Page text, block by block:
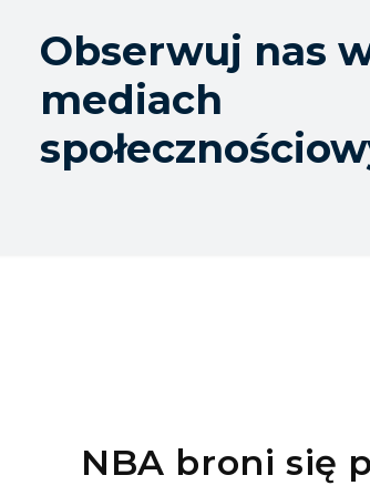
Obserwuj nas
mediach
NBA broni się